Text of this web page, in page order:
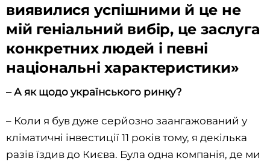
виявилися успішними й це не
мій геніальний вибір, це заслуга
конкретних людей і певні
національні характеристики»
– А як щодо українського ринку?
– Коли я був дуже серйозно заангажований у
кліматичні інвестиції 11 років тому, я декілька
разів їздив до Києва. Була одна компанія, де ми